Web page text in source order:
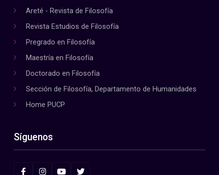
Areté - Revista de Filosofía
Revista Estudios de Filosofía
Pregrado en Filosofía
Maestría en Filosofía
Doctorado en Filosofía
Sección de Filosofía, Departamento de Humanidades
Home PUCP
Síguenos